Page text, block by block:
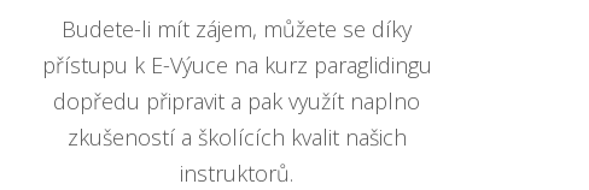
Budete-li mít zájem, můžete se díky
přístupu k E-Výuce na kurz paraglidingu
dopředu připravit a pak využít naplno
zkušeností a školících kvalit našich
instruktorů.